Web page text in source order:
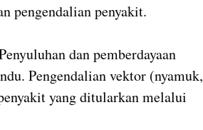
pengendalian penyakit.
dan pemberdayaan
Pengendalian vektor (nyamuk,
yang ditularkan melalui